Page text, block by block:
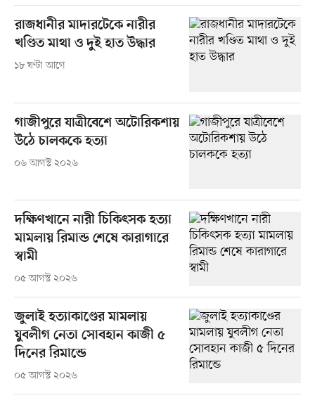
রাজধানীর মাদারটেকে নারীর
খণ্ডিত মাথা ও দুই হাত উদ্ধার
১৮ ঘণ্টা আগে
গাজীপুরে যাত্রীবেশে অটোরিকশায়
উঠে চালককে হত্যা
০৬ আগস্ট ২০২৬
দক্ষিণখানে নারী চিকিৎসক হত্যা
মামলায় রিমান্ড শেষে কারাগারে
স্বামী
০৫ আগস্ট ২০২৬
জুলাই হত্যাকাণ্ডের মামলায়
যুবলীগ নেতা সোবহান কাজী ৫
দিনের রিমান্ডে
০৫ আগস্ট ২০২৬